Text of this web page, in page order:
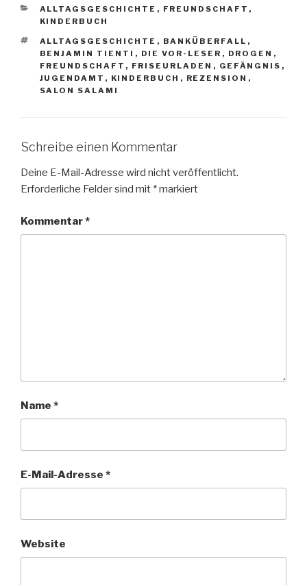
KATEGORIEN
ALLTAGSGESCHICHTE , FREUNDSCHAFT ,
KINDERBUCH
SCHLAGWÖRTER
ALLTAGSGESCHICHTE , BANKÜBERFALL ,
BENJAMIN TIENTI , DIE VOR-LESER , DROGEN ,
FREUNDSCHAFT , FRISEURLADEN , GEFÄNGNIS ,
JUGENDAMT , KINDERBUCH , REZENSION ,
SALON SALAMI
Schreibe einen Kommentar
Deine E-Mail-Adresse wird nicht veröffentlicht.
Erforderliche Felder sind mit *markiert
Kommentar*
Name *
E-Mail-Adresse *
Website